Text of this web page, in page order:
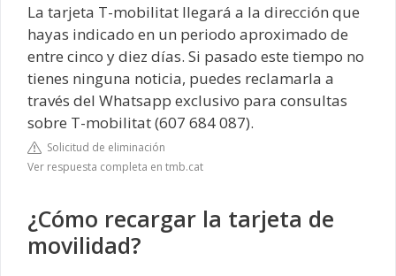
La tarjeta T-mobilitat llegará a la dirección que
hayas indicado en un periodo aproximado de
entre cinco y diez días. Si pasado este tiempo no
tienes ninguna noticia, puedes reclamarla a
través del Whatsapp exclusivo para consultas
sobre T-mobilitat (607 684 087).
Solicitud de eliminación
Ver respuesta completa en tmb.cat
¿Cómo recargar la tarjeta de
movilidad?